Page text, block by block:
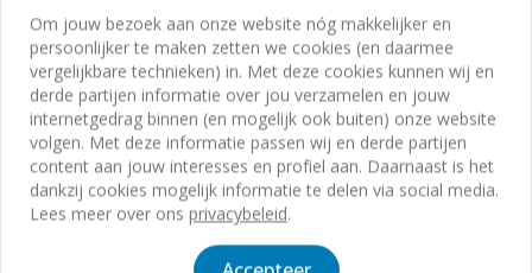
Voskamp Beveiligingstechniek
aanwezig op Vakbeurs Facilitair &
Gebouwbeheer 2026
Om jouw bezoek aan onze website nóg makkelijker en
persoonlijker te maken zetten we cookies (en daarmee
vergelijkbare technieken) in. Met deze cookies kunnen wij en
derde partijen informatie over jou verzamelen en jouw
internetgedrag binnen (en mogelijk ook buiten) onze website
volgen. Met deze informatie passen wij en derde partijen
content aan jouw interesses en profiel aan. Daarnaast is het
dankzij cookies mogelijk informatie te delen via social media.
Lees meer over ons privacybeleid.